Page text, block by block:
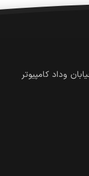
وداد کامپیوتر